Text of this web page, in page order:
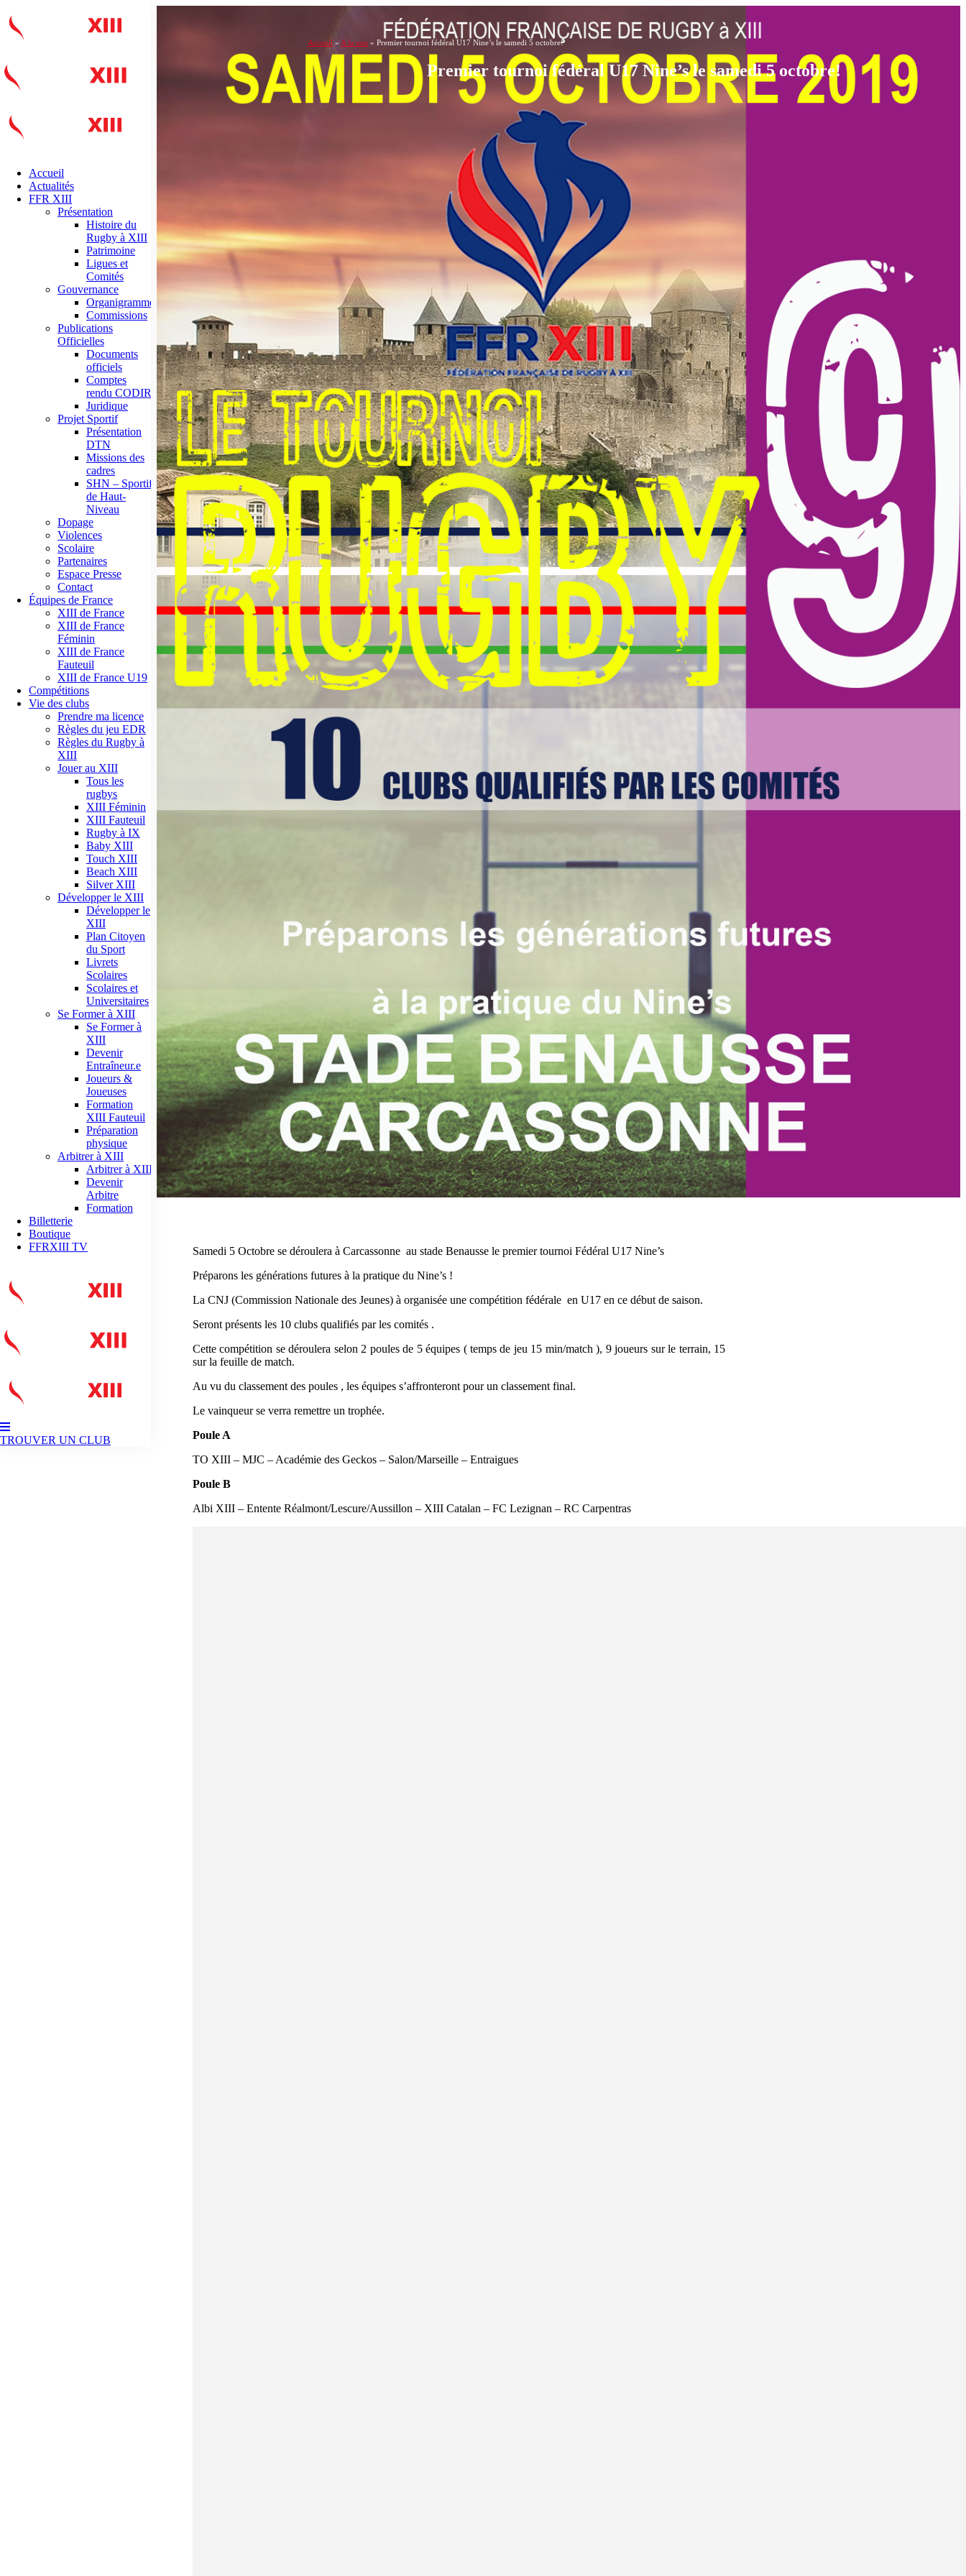
Accueil
Actualités
FFR XIII
Présentation
Histoire du
Rugby à XIII
Patrimoine
Ligues et
Comités
Gouvernance
Organigramme
Commissions
Publications
Officielles
Documents
officiels
Comptes
rendu CODIR
Juridique
Projet Sportif
Présentation
DTN
Missions des
cadres
SHN – Sportif
de Haut-
Niveau
Dopage
Violences
Scolaire
Partenaires
Espace Presse
Contact
Équipes de France
XIII de France
XIII de France
Féminin
XIII de France
Fauteuil
XIII de France U19
Compétitions
Vie des clubs
Prendre ma licence
Règles du jeu EDR
Règles du Rugby à
XIII
Jouer au XIII
Tous les
rugbys
XIII Féminin
XIII Fauteuil
Rugby à IX
Baby XIII
Touch XIII
Beach XIII
Silver XIII
Développer le XIII
Développer le
XIII
Plan Citoyen
du Sport
Livrets
Scolaires
Scolaires et
Universitaires
Se Former à XIII
Se Former à
XIII
Devenir
Entraîneur.e
Joueurs &
Joueuses
Formation
XIII Fauteuil
Préparation
physique
Arbitrer à XIII
Arbitrer à XIII
Devenir
Arbitre
Formation
Billetterie
Boutique
FFRXIII TV
TROUVER UN CLUB
Accueil » A la une » Premier tournoi fédéral U17 Nine’s le samedi 5 octobre!
Premier tournoi fédéral U17 Nine’s le samedi 5 octobre!
Samedi 5 Octobre se déroulera à Carcassonne au stade Benausse le premier tournoi Fédéral U17 Nine’s
Préparons les générations futures à la pratique du Nine’s !
La CNJ (Commission Nationale des Jeunes) à organisée une compétition fédérale en U17 en ce début de saison.
Seront présents les 10 clubs qualifiés par les comités .
Cette compétition se déroulera selon 2 poules de 5 équipes ( temps de jeu 15 min/match ), 9 joueurs sur le terrain, 15
sur la feuille de match.
Au vu du classement des poules , les équipes s’affronteront pour un classement final.
Le vainqueur se verra remettre un trophée.
Poule A
TO XIII – MJC – Académie des Geckos – Salon/Marseille – Entraigues
Poule B
Albi XIII – Entente Réalmont/Lescure/Aussillon – XIII Catalan – FC Lezignan – RC Carpentras